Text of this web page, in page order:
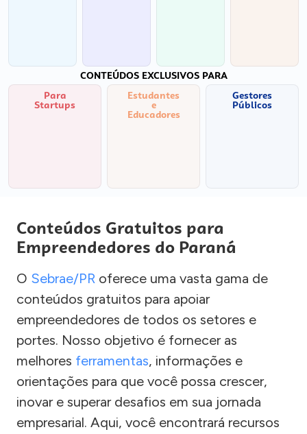
CONTEÚDOS EXCLUSIVOS PARA
Para
Startups
Estudantes
e
Educadores
Gestores
Públicos
Conteúdos Gratuitos para
Empreendedores do Paraná
O Sebrae/PR oferece uma vasta gama de
conteúdos gratuitos para apoiar
empreendedores de todos os setores e
portes. Nosso objetivo é fornecer as
melhores ferramentas, informações e
orientações para que você possa crescer,
inovar e superar desafios em sua jornada
empresarial. Aqui, você encontrará recursos